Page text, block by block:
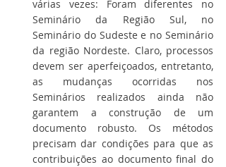
várias vezes: Foram diferentes no
Seminário da Região Sul, no
Seminário do Sudeste e no Seminário
da região Nordeste. Claro, processos
devem ser aperfeiçoados, entretanto,
as mudanças ocorridas nos
Seminários realizados ainda não
garantem a construção de um
documento robusto. Os métodos
precisam dar condições para que as
contribuições ao documento final do